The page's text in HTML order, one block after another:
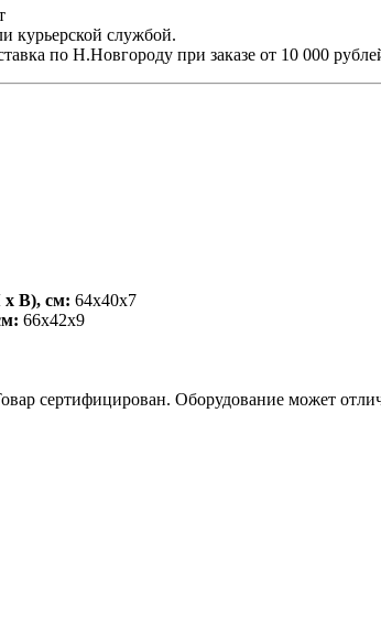
курьерской службой.
по Н.Новгороду при заказе от 10 000
В), см: 64х40х7
66х42х9
сертифицирован. Оборудование может